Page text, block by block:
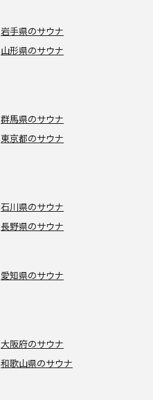
岩手県のサウナ
山形県のサウナ
群馬県のサウナ
東京都のサウナ
石川県のサウナ
長野県のサウナ
愛知県のサウナ
大阪府のサウナ
和歌山県のサウナ